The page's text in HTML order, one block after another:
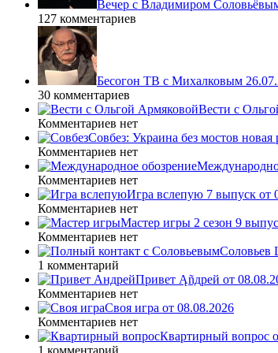
Вечер с Владимиром
127 комментариев
Бесогон ТВ с Михалковым
30 комментариев
Вести с
Комментариев нет
Совбез: Украина без мостов
Комментариев нет
Комментариев нет
Игра вслепую 7 выпуск от
Комментариев нет
Мастер игры 2 сезон 9
Комментариев нет
Соловьев
1 комментарий
Привет Ąñдpей от
Комментариев нет
Своя игра от 08.08.2026
Комментариев нет
Квартирный вопрос
1 комментарий